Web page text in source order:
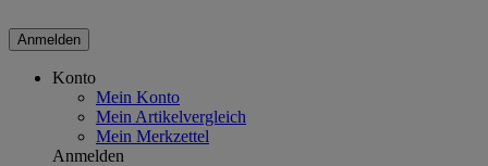
Anmelden
Konto
Mein Konto
Mein Artikelvergleich
Mein Merkzettel
Anmelden